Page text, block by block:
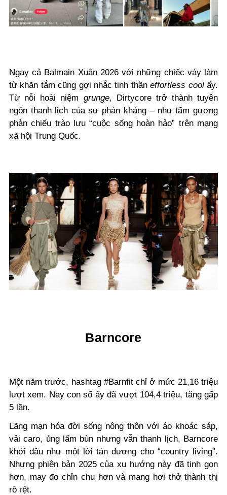
Ngay cả Balmain Xuân 2026 với những chiếc váy làm
từ khăn tắm cũng gợi nhắc tinh thầneffortless coolấy.
Từ nỗi hoài niệm grunge, Dirtycore trở thành tuyên
ngôn thanh lịch của sự phản kháng – như tấm gương
phản chiếu trào lưu “cuộc sống hoàn hảo” trên mạng
xã hội Trung Quốc.
Barncore
Một năm trước, hashtag #Barnfit chỉ ở mức 21,16 triệu
lượt xem. Nay con số ấy đã vượt 104,4 triệu, tăng gấp
5 lần.
Lãng mạn hóa đời sống nông thôn với áo khoác sáp,
vải caro, ủng lấm bùn nhưng vẫn thanh lịch, Barncore
khởi đầu như một lời tán dương cho “country living”.
Nhưng phiên bản 2025 của xu hướng này đã tinh gọn
hơn, may đo chỉn chu hơn và mang hơi thở thành thị
rõ rệt.